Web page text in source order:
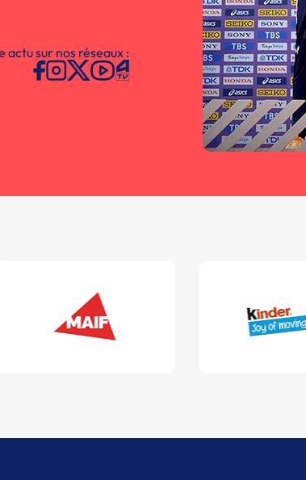
actu sur nos réseaux :